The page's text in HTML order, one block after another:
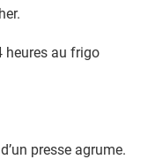
heures au frigo
presse agrume.